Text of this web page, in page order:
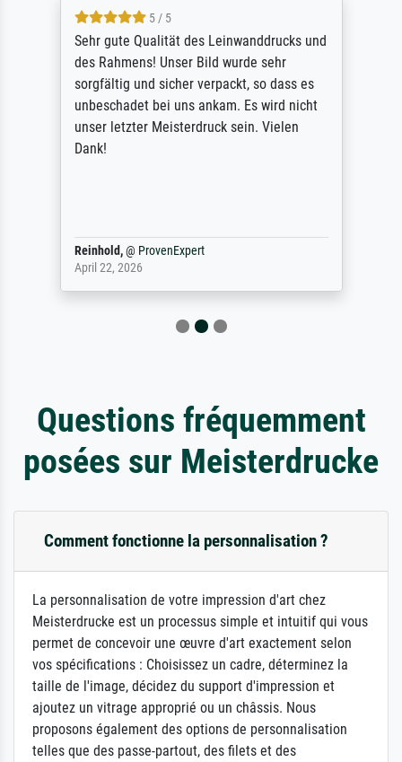
5 / 5
Sehr gute Qualität des Leinwanddrucks und
des Rahmens! Unser Bild wurde sehr
sorgfältig und sicher verpackt, so dass es
unbeschadet bei uns ankam. Es wird nicht
unser letzter Meisterdruck sein. Vielen
Dank!
Reinhold,@ ProvenExpert
April 22, 2026
Questions fréquemment
posées sur Meisterdrucke
Comment fonctionne la personnalisation ?
La personnalisation de votre impression d'art chez
Meisterdrucke est un processus simple et intuitif qui vous
permet de concevoir une œuvre d'art exactement selon
vos spécifications : Choisissez un cadre, déterminez la
taille de l'image, décidez du support d'impression et
ajoutez un vitrage approprié ou un châssis. Nous
proposons également des options de personnalisation
telles que des passe-partout, des filets et des